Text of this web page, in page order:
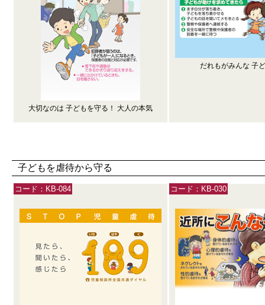
大切なのは 子どもを守る！ 大人の本気
だれもがみんな 子
子どもを虐待から守る
コード：KB-084 コード：KB-030